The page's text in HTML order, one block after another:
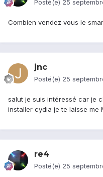
Posté(e) 25
Combien vendez vous le
jnc
Posté(e) 25
salut je suis intéressé car je
installer cydia je te laisse me
re4
Posté(e) 25